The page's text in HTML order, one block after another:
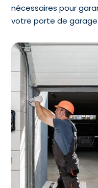
nécessaires pour
votre porte de garage.